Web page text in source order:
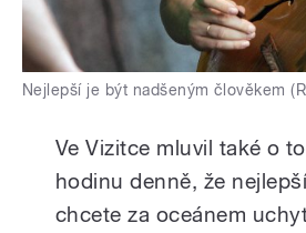
Nejlepší je být nadšeným člověkem
Ve Vizitce mluvil také o
hodinu denně, že
chcete za oceánem